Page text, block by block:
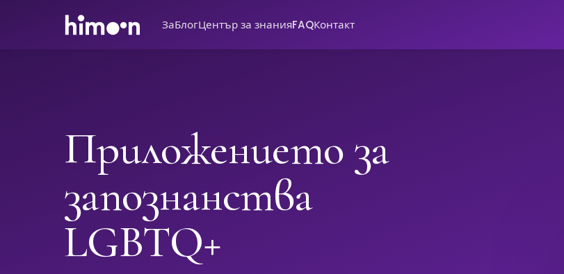
ЗаБлогЦентър за знанияFAQКонтакт
Приложението за
запознанства
LGBTQ+